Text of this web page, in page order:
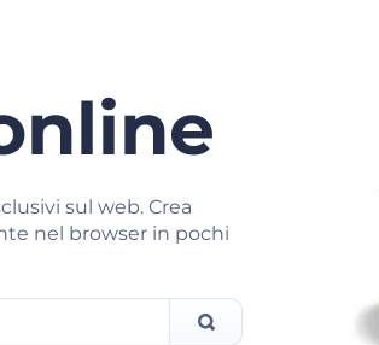
sul web. Crea
nel browser in pochi